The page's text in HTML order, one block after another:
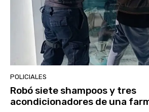
POLICIALES
Robó siete shampoos y tres
acondicionadores de una